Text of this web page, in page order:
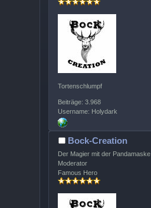
Tortenschlumpf
Beiträge: 3.968
Username: Holydark
Bock-Creation
Der Magier mit der Pandamaske
Moderator
Famous Hero